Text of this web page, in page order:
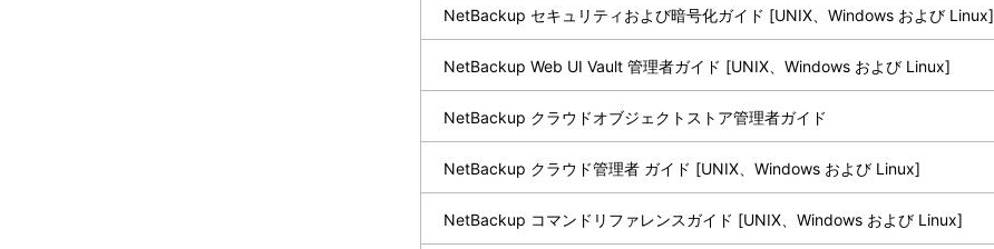
NetBackup セキュリティおよび暗号化ガイド [UNIX、Windows および Linux]
NetBackup Web UI Vault 管理者ガイド [UNIX、Windows および Linux]
NetBackup クラウドオブジェクトストア管理者ガイド
NetBackup クラウド管理者 ガイド [UNIX、Windows および Linux]
NetBackup コマンドリファレンスガイド [UNIX、Windows および Linux]